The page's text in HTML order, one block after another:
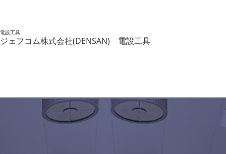
電設工具
ジェフコム株式会社(DENSAN) 電設工具